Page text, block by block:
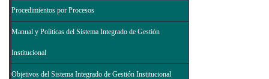
Procedimientos por Procesos
Manual y Políticas del Sistema Integrado de Gestión
Institucional
Objetivos del Sistema Integrado de Gestión Institucional